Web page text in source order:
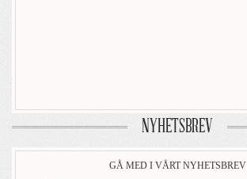
NYHETSBREV
GÅ MED I VÅRT NYHETSBREV